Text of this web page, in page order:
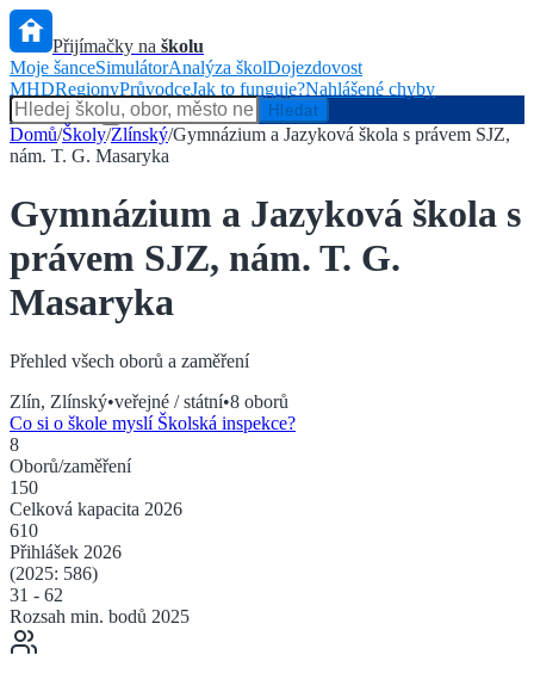
Přijímačky na školu
Moje šanceSimulátorAnalýza školDojezdovost
MHDRegionyPrůvodceJak to funguje?Nahlášené chyby
Hlídač státu
Hledat
Domů/Školy/Zlínský/Gymnázium a Jazyková škola s právem SJZ,
nám. T. G. Masaryka
Gymnázium a Jazyková škola s
právem SJZ, nám. T. G.
Masaryka
Přehled všech oborů a zaměření
Zlín, Zlínský•veřejné / státní•8 oborů
Co si o škole myslí Školská inspekce?
8
Oborů/zaměření
150
Celková kapacita 2026
610
Přihlášek 2026
(2025: 586)
31 - 62
Rozsah min. bodů 2025